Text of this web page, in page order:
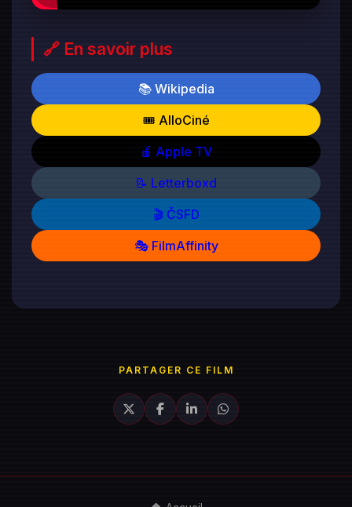
🔗 En savoir plus
📚 Wikipedia
🎟️ AlloCiné
🍎 Apple TV
📝 Letterboxd
🎬 ČSFD
🎭 FilmAffinity
PARTAGER CE FILM